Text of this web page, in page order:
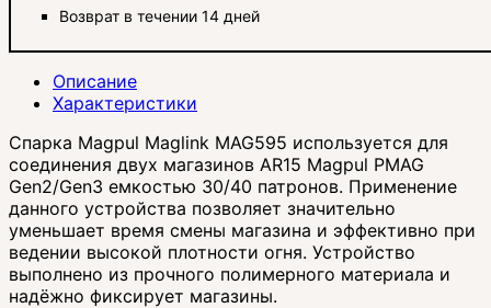
Возврат в течении 14 дней
Описание
Характеристики
Спарка Magpul Maglink MAG595 используется для
соединения двух магазинов AR15 Magpul PMAG
Gen2/Gen3 емкостью 30/40 патронов. Применение
данного устройства позволяет значительно
уменьшает время смены магазина и эффективно при
ведении высокой плотности огня. Устройство
выполнено из прочного полимерного материала и
надёжно фиксирует магазины.